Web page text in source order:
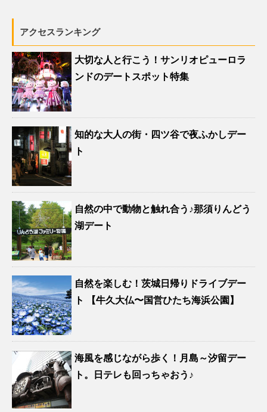
アクセスランキング
大切な人と行こう！サンリオピューロラ
ンドのデートスポット特集
知的な大人の街・四ツ谷で夜ふかしデー
ト
自然の中で動物と触れ合う♪那須りんどう
湖デート
自然を楽しむ！茨城日帰りドライブデー
ト 【牛久大仏〜国営ひたち海浜公園】
海風を感じながら歩く！月島～汐留デー
ト。日テレも回っちゃおう♪